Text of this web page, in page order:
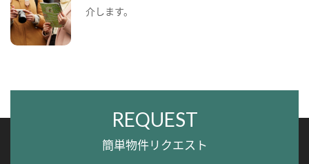
介します。
REQUEST
簡単物件リクエスト